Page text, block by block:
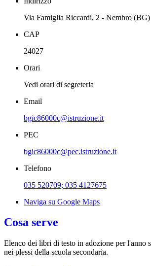
Via Famiglia Riccardi, 2 - Nembro (BG)
CAP
24027
Orari
Vedi orari di segreteria
Email
bgic86000c@istruzione.it
PEC
bgic86000c@pec.istruzione.it
Telefono
035 520709; 035 4127675
Naviga su Google Maps
Cosa serve
Elenco dei libri di testo in adozione per l'anno
nei plessi della scuola secondaria.